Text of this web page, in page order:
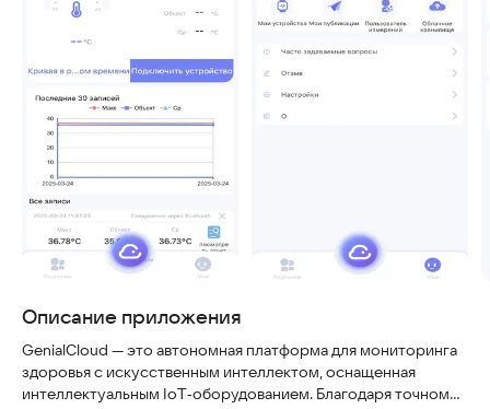
Описание приложения
GenialCloud — это автономная платформа для мониторинга
здоровья с искусственным интеллектом, оснащенная
интеллектуальным IoT‑оборудованием. Благодаря точному